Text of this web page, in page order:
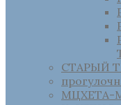
СТАРЫЙ
МЦХЕТА-